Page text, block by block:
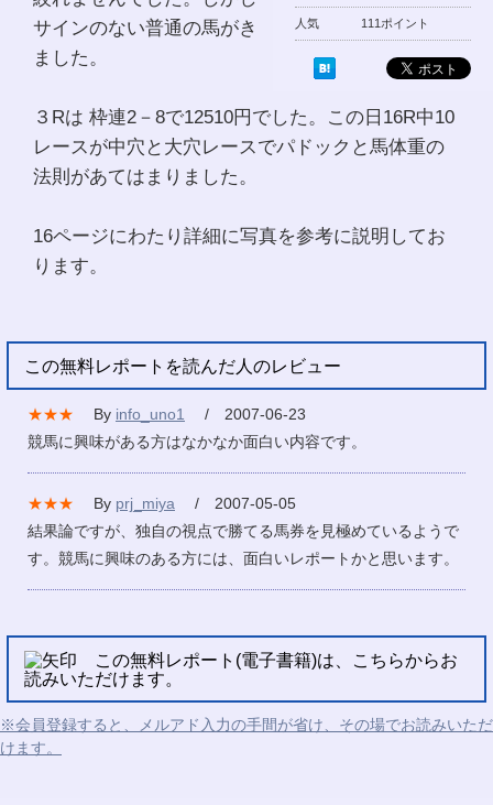
人気 111ポイント
サインのない普通の馬がき
ました。
３Rは 枠連2－8で12510円でした。この日16R中10
レースが中穴と大穴レースでパドックと馬体重の
法則があてはまりました。
16ページにわたり詳細に写真を参考に説明してお
ります。
この無料レポートを読んだ人のレビュー
★★★ By info_uno1
/ 2007-06-23
競馬に興味がある方はなかなか面白い内容です。
★★★ By prj_miya
/ 2007-05-05
結果論ですが、独自の視点で勝てる馬券を見極めているようで
す。競馬に興味のある方には、面白いレポートかと思います。
この無料レポート(電子書籍)は、こちらからお
読みいただけます。
※会員登録すると、メルアド入力の手間が省け、その場でお読みいただ
けます。